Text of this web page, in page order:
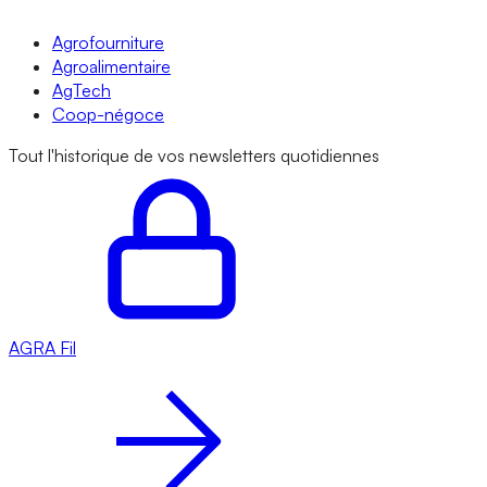
Agrofourniture
Agroalimentaire
AgTech
Coop-négoce
Tout l'historique de vos newsletters quotidiennes
AGRA Fil